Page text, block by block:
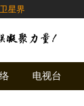
卫星界
电视台